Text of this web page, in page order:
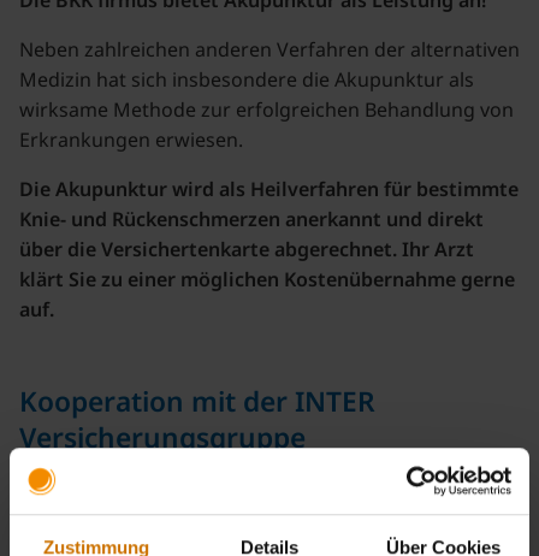
Zustimmung Details Über Cookies
Neben zahlreichen anderen Verfahren der alternativen
Medizin hat sich insbesondere die Akupunktur als
wirksame Methode zur erfolgreichen Behandlung von
Erkrankungen erwiesen.
Die Akupunktur wird als Heilverfahren für bestimmte
Knie- und Rückenschmerzen anerkannt und direkt
über die Versichertenkarte abgerechnet. Ihr Arzt
klärt Sie zu einer möglichen Kostenübernahme gerne
auf.
Kooperation mit der INTER
Versicherungsgruppe
Für eine erweiterte Absicherung und bei einer